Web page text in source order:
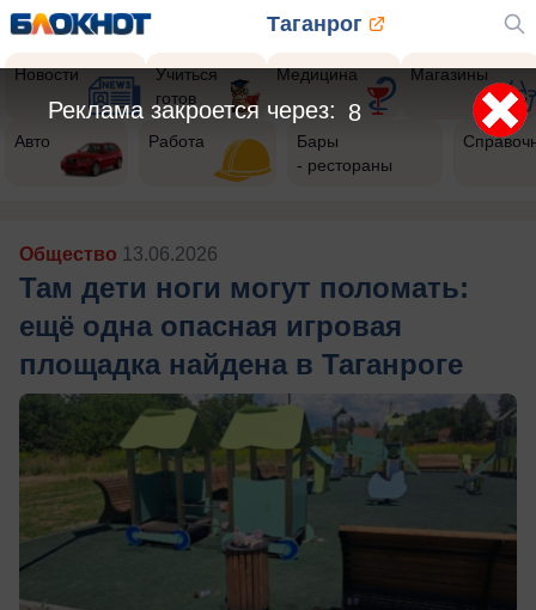
Таганрог
Новости
Учиться
готов
Медицина Магазины
Авто Работа
Бары
- рестораны
Общество 13.06.2026
Там дети ноги могут поломать:
ещё одна опасная игровая
площадка найдена в Таганроге
6
Реклама закроется через: